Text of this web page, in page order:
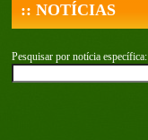
:: NOTÍCIAS
Pesquisar por notícia específica: